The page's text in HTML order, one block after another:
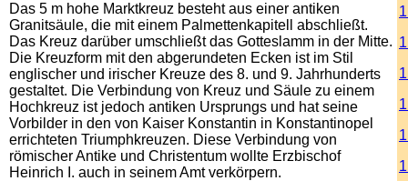
Das 5 m hohe Marktkreuz besteht aus einer antiken
Granitsäule, die mit einem Palmettenkapitell abschließt.
Das Kreuz darüber umschließt das Gotteslamm in der Mitte.
Die Kreuzform mit den abgerundeten Ecken ist im Stil
englischer und irischer Kreuze des 8. und 9. Jahrhunderts
gestaltet. Die Verbindung von Kreuz und Säule zu einem
Hochkreuz ist jedoch antiken Ursprungs und hat seine
Vorbilder in den von Kaiser Konstantin in Konstantinopel
errichteten Triumphkreuzen. Diese Verbindung von
römischer Antike und Christentum wollte Erzbischof
Heinrich I. auch in seinem Amt verkörpern.